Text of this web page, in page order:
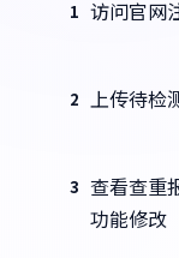
1 访问官网
2 上传待检
3 查看查重
功能修改